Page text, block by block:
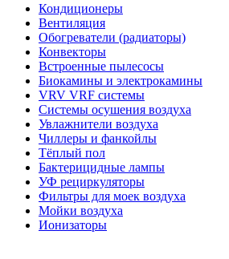
Кондиционеры
Вентиляция
Обогреватели (радиаторы)
Конвекторы
Встроенные пылесосы
Биокамины и электрокамины
VRV VRF системы
Системы осушения воздуха
Увлажнители воздуха
Чиллеры и фанкойлы
Тёплый пол
Бактерицидные лампы
УФ рециркуляторы
Фильтры для моек воздуха
Мойки воздуха
Ионизаторы